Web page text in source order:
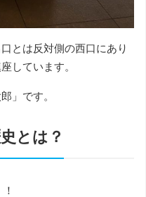
とは反対側の西口にあり
しています。
」です。
とは？